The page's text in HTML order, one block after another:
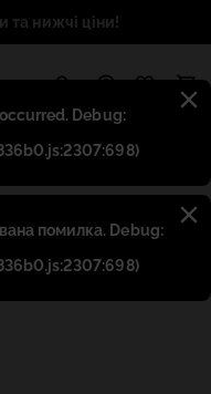
Debug:
помилка. Debug:
нижчі ціни!